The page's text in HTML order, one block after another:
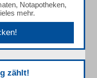
Notapotheken,
mehr.
zählt!